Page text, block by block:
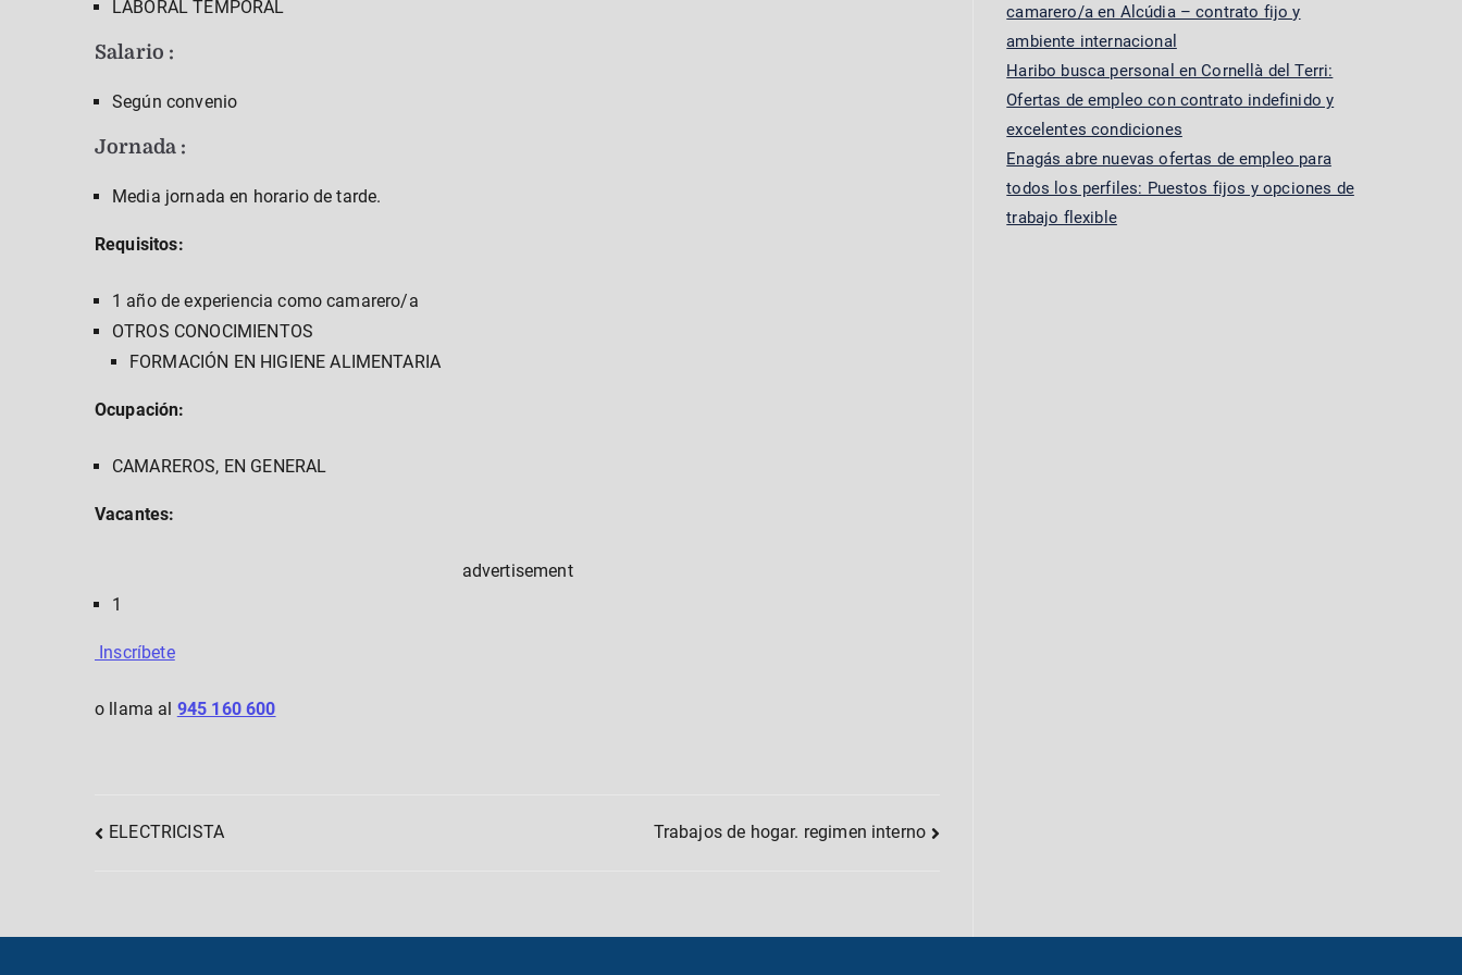
LABORAL TEMPORAL
Salario :
Según convenio
Jornada :
Media jornada en horario de tarde.
Requisitos:
1 año de experiencia como camarero/a
OTROS CONOCIMIENTOS
FORMACIÓN EN HIGIENE ALIMENTARIA
Ocupación:
CAMAREROS, EN GENERAL
Vacantes:
advertisement
1
Inscríbete
o llama al 945 160 600
Post
ELECTRICISTA Trabajos de hogar. regimen interno
camarero/a en Alcúdia – contrato fijo y
ambiente internacional
Haribo busca personal en Cornellà del Terri:
Ofertas de empleo con contrato indefinido y
excelentes condiciones
Enagás abre nuevas ofertas de empleo para
todos los perfiles: Puestos fijos y opciones de
trabajo flexible